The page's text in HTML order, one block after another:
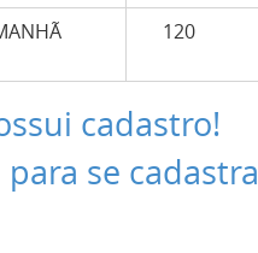
120
cadastro!
se